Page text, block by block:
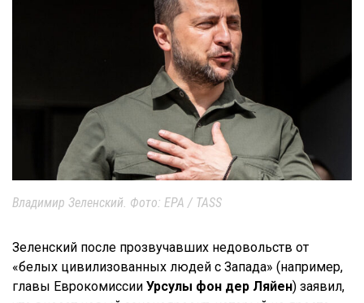
Владимир Зеленский. Фото: EPA / TASS
Зеленский после прозвучавших недовольств от
«белых цивилизованных людей с Запада» (например,
главы Еврокомиссии Урсулы фон дер Ляйен) заявил,